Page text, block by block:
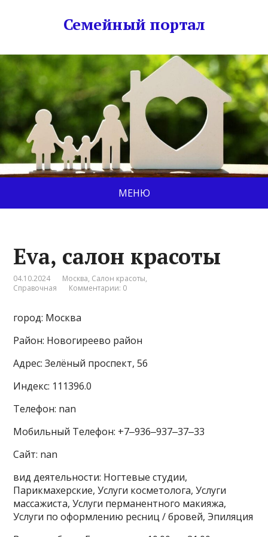
Семейный портал
МЕНЮ
Eva, салон красоты
04.10.2024 Москва, Салон красоты,
Справочная
Комментарии: 0
город: Москва
Район: Новогиреево район
Адрес: Зелёный проспект, 56
Индекс: 111396.0
Телефон: nan
Мобильный Телефон: +7‒936‒937‒37‒33
Сайт: nan
вид деятельности: Ногтевые студии,
Парикмахерские, Услуги косметолога, Услуги
массажиста, Услуги перманентного макияжа,
Услуги по оформлению ресниц / бровей, Эпиляция